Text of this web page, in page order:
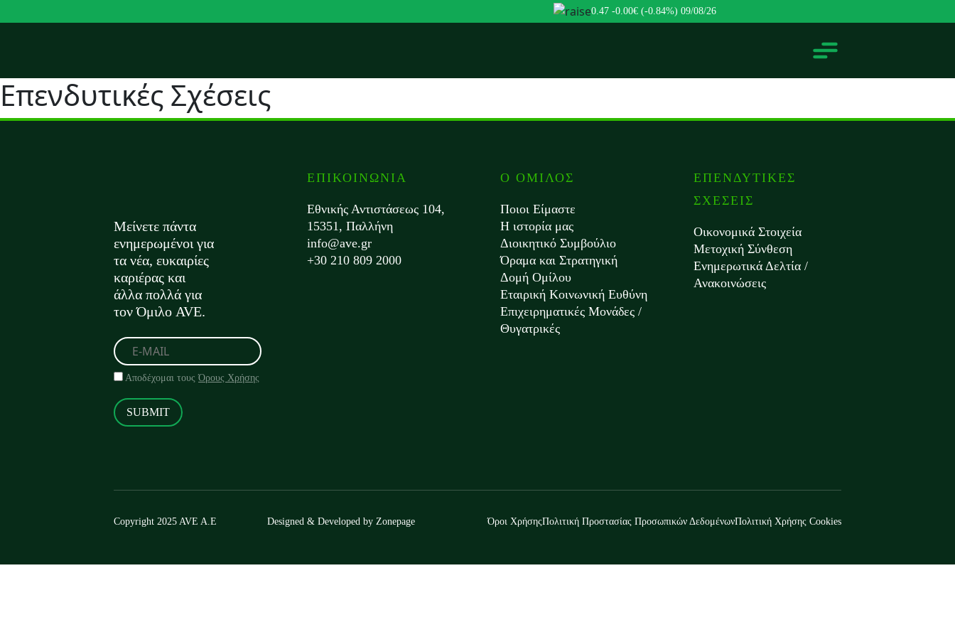
0.47 -0.00€ (-0.84%) 09/08/26
Επενδυτικές Σχέσεις
Μείνετε πάντα
ενημερωμένοι για
τα νέα, ευκαιρίες
καριέρας και
άλλα πολλά για
τον Όμιλο AVE.
Αποδέχομαι τουςΌρους Χρήσης
SUBMIT
ΕΠΙΚΟΙΝΩΝΙΑ
Εθνικής Αντιστάσεως 104,
15351, Παλλήνη
info@ave.gr
+30 210 809 2000
Ο ΟΜΙΛΟΣ
Ποιοι Είμαστε
Η ιστορία μας
Διοικητικό Συμβούλιο
Όραμα και Στρατηγική
Δομή Ομίλου
Εταιρική Κοινωνική Ευθύνη
Επιχειρηματικές Μονάδες /
Θυγατρικές
ΕΠΕΝΔΥΤΙΚΕΣ
ΣΧΕΣΕΙΣ
Οικονομικά Στοιχεία
Μετοχική Σύνθεση
Ενημερωτικά Δελτία /
Ανακοινώσεις
Copyright 2025 AVE A.E Designed & Developed by Zonepage Όροι ΧρήσηςΠολιτική Προστασίας Προσωπικών ΔεδομένωνΠολιτική Χρήσης Cookies